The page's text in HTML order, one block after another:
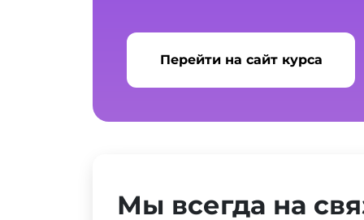
Перейти на сайт курса
Мы всегда на